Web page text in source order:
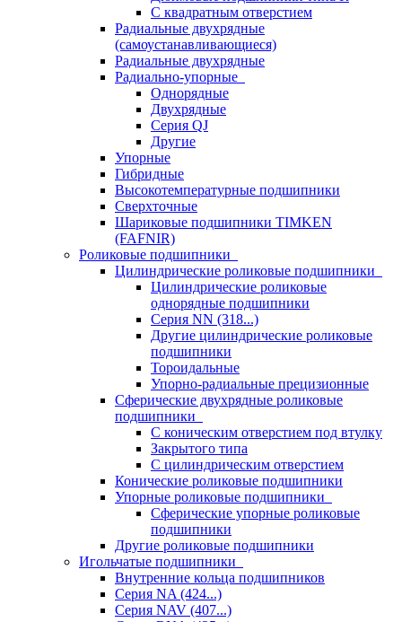
С квадратным отверстием
Радиальные двухрядные
(самоустанавливающиеся)
Радиальные двухрядные
Радиально-упорные
Однорядные
Двухрядные
Серия QJ
Другие
Упорные
Гибридные
Высокотемпературные подшипники
Сверхточные
Шариковые подшипники TIMKEN
(FAFNIR)
Роликовые подшипники
Цилиндрические роликовые подшипники
Цилиндрические роликовые
однорядные подшипники
Серия NN (318...)
Другие цилиндрические роликовые
подшипники
Тороидальные
Упорно-радиальные прецизионные
Сферические двухрядные роликовые
подшипники
С коническим отверстием под втулку
Закрытого типа
С цилиндрическим отверстием
Конические роликовые подшипники
Упорные роликовые подшипники
Сферические упорные роликовые
подшипники
Другие роликовые подшипники
Игольчатые подшипники
Внутренние кольца подшипников
Серия NA (424...)
Серия NAV (407...)